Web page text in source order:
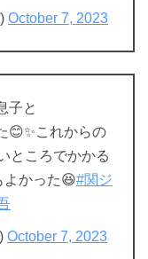
October 7, 2023
子と
😊✨これからの
ところでかかる
よかった😆#関ジ
October 7, 2023